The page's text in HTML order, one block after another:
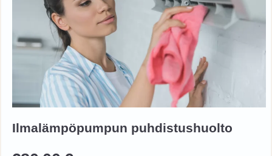
Ilmalämpöpumpun puhdistushuolto